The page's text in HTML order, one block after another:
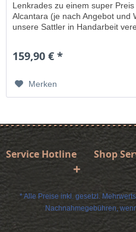
Lenkrades zu einem super
Alcantara (je nach Angebot und
unsere Sattler in Handarbeit
159,90 € *
Merken
Service Hotline Shop
* Alle Preise inkl. gesetzl.
Nachnahmegebühren,